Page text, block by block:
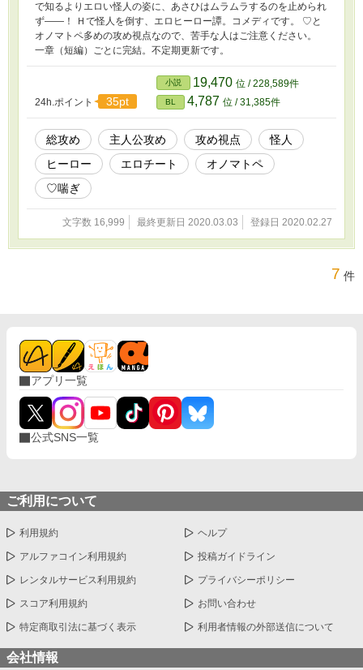
で知るよりエロい怪人の姿に、あさひはムラムラするのを止められ
ず――！ Ｈで怪人を倒す、エロヒーロー譚。コメディです。 ♡と
オノマトペ多めの攻め視点なので、苦手な人はご注意ください。
一章（短編）ごとに完結。不定期更新です。
24h.ポイント 35pt
小説 19,470 位 / 228,589件
BL 4,787 位 / 31,385件
総攻め 主人公攻め 攻め視点
怪人
ヒーロー
エロチート
オノマトペ
♡喘ぎ
文字数 16,999 最終更新日 2020.03.03 登録日 2020.02.27
7 件
アプリ一覧
公式SNS一覧
ご利用について
利用規約 ヘルプ
アルファコイン利用規約 投稿ガイドライン
レンタルサービス利用規約 プライバシーポリシー
スコア利用規約 お問い合わせ
特定商取引法に基づく表示 利用者情報の外部送信について
会社情報